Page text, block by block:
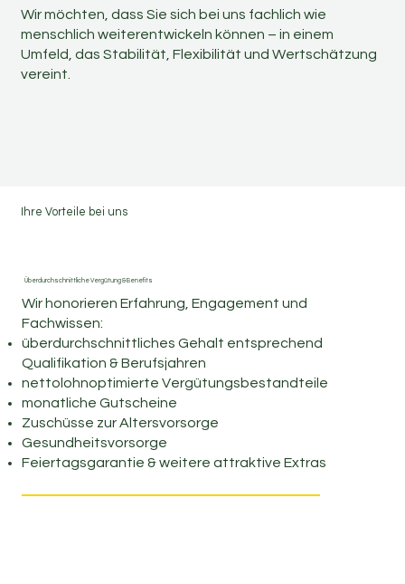
Ihre Vorteile bei uns
Überdurchschnittliche Vergütung & Benefits
Wir honorieren Erfahrung, Engagement und
Fachwissen:
überdurchschnittliches Gehalt entsprechend
Qualifikation & Berufsjahren
nettolohnoptimierte Vergütungsbestandteile
monatliche Gutscheine
Zuschüsse zur Altersvorsorge
Gesundheitsvorsorge
Feiertagsgarantie & weitere attraktive Extras
Wir möchten, dass Sie sich bei uns fachlich wie
menschlich weiterentwickeln können – in einem
Umfeld, das Stabilität, Flexibilität und Wertschätzung
vereint.